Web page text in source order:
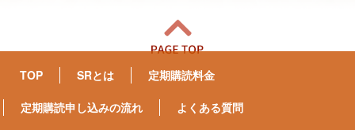
TOP SRとは 定期購読料金
定期購読申し込みの流れ よくある質問